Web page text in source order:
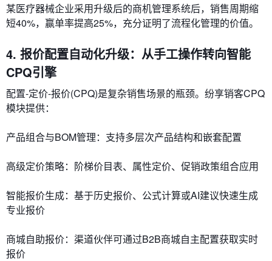
某医疗器械企业采用升级后的商机管理系统后，销售周期缩
短40%，赢单率提高25%，充分证明了流程化管理的价值。
4. 报价配置自动化升级：从手工操作转向智能
CPQ引擎
配置-定价-报价(CPQ)是复杂销售场景的瓶颈。纷享销客CPQ
模块提供：
​​产品组合与BOM管理​​：支持多层次产品结构和嵌套配置
​​高级定价策略​​：阶梯价目表、属性定价、促销政策组合应用
​​智能报价生成​​：基于历史报价、公式计算或AI建议快速生成
专业报价
​​商城自助报价​​：渠道伙伴可通过B2B商城自主配置获取实时
报价